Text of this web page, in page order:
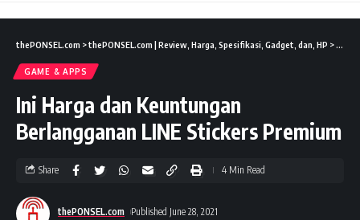
thePONSEL.com >thePONSEL.com | Review, Harga, Spesifikasi, Gadget, dan, HP >
GAME & APPS
Ini Harga dan Keuntungan
Berlangganan LINE Stickers Premium
thePONSEL.com Published June 28, 2021
Share 4 Min Read